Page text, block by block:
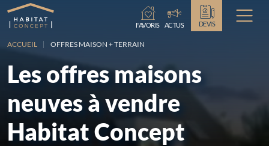
Chargement...
FAVORIS
ACTUS DEVIS
ACCUEIL OFFRES MAISON + TERRAIN
Les offres maisons
neuves à vendre
Habitat Concept